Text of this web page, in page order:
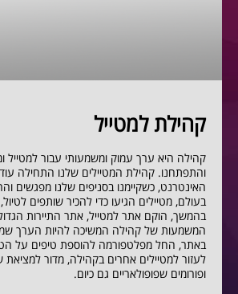
קהילת למטייל
קהילה היא ערך עמוק ומשמעותי עבור למטייל
והתפתחנו. קהילת המטיילים שלנו התחילה עוד
האינטרנט, כשקיימנו בסניפים שלנו מפגשים
בעולם, מטיילים הגיעו כדי להכיר שותפים לטיול,
בהמשך, הוקם אתר למטייל, אתר התיירות
המשמעות של קהילה המשיכה להיות הערך
באתר, החל מפלטפורמה להוספת טיפים על
לעזור למטיילים אחרים בקהילה, מדור למציאת
ופורומים שפופולאריים גם כיום.